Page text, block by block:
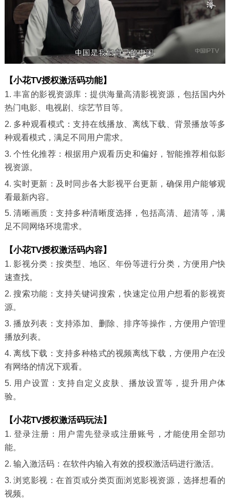
【小花TV授权激活码功能】
1. 丰富的影视资源库：提供海量高清影视资源，包括国内外
热门电影、电视剧、综艺节目等。
2. 多种观看模式：支持在线播放、离线下载、背景播放等多
种观看模式，满足不同用户需求。
3. 个性化推荐：根据用户观看历史和偏好，智能推荐相似影
视资源。
4. 实时更新：及时同步各大影视平台更新，确保用户能够观
看最新内容。
5. 清晰画质：支持多种清晰度选择，包括高清、超清等，满
足不同网络环境需求。
【小花TV授权激活码内容】
1. 影视分类：按类型、地区、年份等进行分类，方便用户快
速查找。
2. 搜索功能：支持关键词搜索，快速定位用户想看的影视资
源。
3. 播放列表：支持添加、删除、排序等操作，方便用户管理
播放列表。
4. 离线下载：支持多种格式的视频离线下载，方便用户在没
有网络的情况下观看。
5. 用户设置：支持自定义皮肤、播放设置等，提升用户体
验。
【小花TV授权激活码玩法】
1. 登录注册：用户需先登录或注册账号，才能使用全部功
能。
2. 输入激活码：在软件内输入有效的授权激活码进行激活。
3. 浏览影视：在首页或分类页面浏览影视资源，选择想看的
视频。